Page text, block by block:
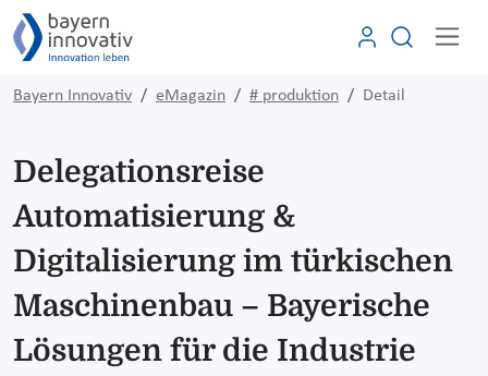
Bayern Innovativ eMagazin # produktion Detail
Delegationsreise
Automatisierung &
Digitalisierung im türkischen
Maschinenbau – Bayerische
Lösungen für die Industrie